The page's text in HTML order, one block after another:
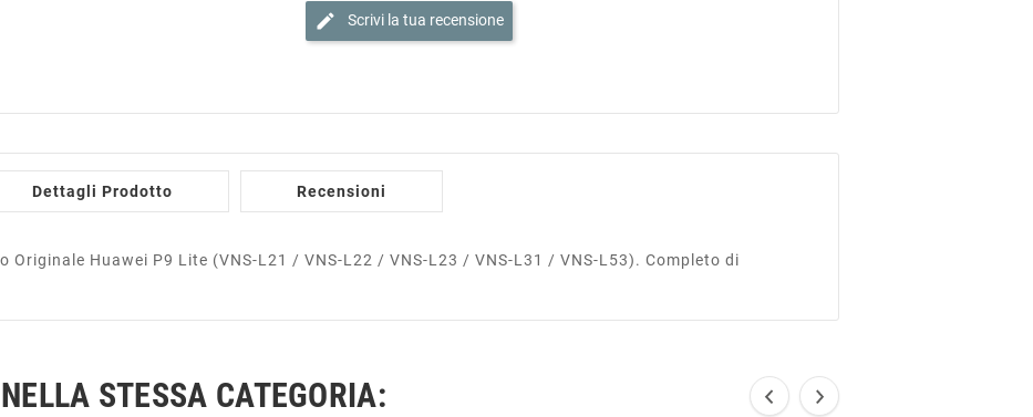
edit Scrivi la tua recensione
Dettagli Prodotto Recensioni
Originale Huawei P9 Lite (VNS-L21 / VNS-L22 / VNS-L23 / VNS-L31 / VNS-L53). Completo di
STESSA CATEGORIA: